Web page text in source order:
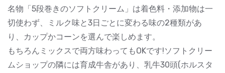
名物「5段巻きのソフトクリーム」は着色料・添加物は一
切使わず、ミルク味と3日ごとに変わる味の2種類があ
り、カップかコーンを選んで楽しめます。
もちろんミックスで両方味わってもOKです!ソフトクリー
ムショップの隣には育成牛舎があり、乳牛30頭(ホルスタ